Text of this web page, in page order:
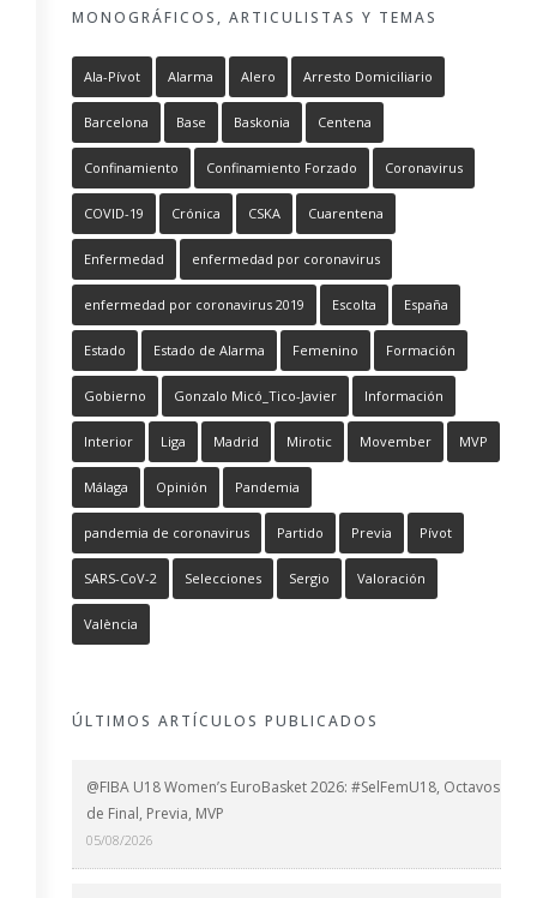
MONOGRÁFICOS, ARTICULISTAS Y TEMAS
Ala-Pívot Alarma Alero Arresto Domiciliario
Barcelona Base Baskonia Centena
Confinamiento Confinamiento Forzado Coronavirus
COVID-19 Crónica CSKA Cuarentena
Enfermedad enfermedad por coronavirus
enfermedad por coronavirus 2019 Escolta España
Estado Estado de Alarma Femenino Formación
Gobierno Gonzalo Micó_Tico-Javier Información
Interior Liga Madrid Mirotic Movember MVP
Málaga Opinión Pandemia
pandemia de coronavirus Partido Previa Pívot
SARS-CoV-2 Selecciones Sergio Valoración
València
ÚLTIMOS ARTÍCULOS PUBLICADOS
@FIBA U18 Women’s EuroBasket 2026: #SelFemU18, Octavos
de Final, Previa, MVP
05/08/2026